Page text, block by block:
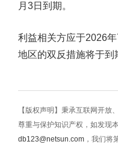
月3日到期。
利益相关方应于2026
地区的双反措施将于到
【版权声明】秉承互联网开
尊重与保护知识产权，如发现
db123@netsun.com ，我们将